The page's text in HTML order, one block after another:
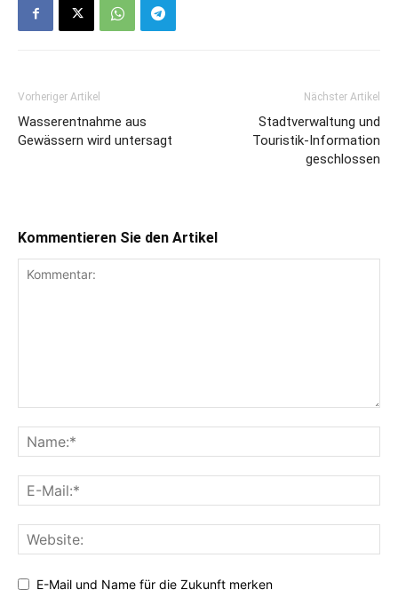
Vorheriger Artikel
Wasserentnahme aus
Gewässern wird untersagt
Nächster Artikel
Stadtverwaltung und
Touristik-Information
geschlossen
Kommentieren Sie den Artikel
E-Mail und Name für die Zukunft merken